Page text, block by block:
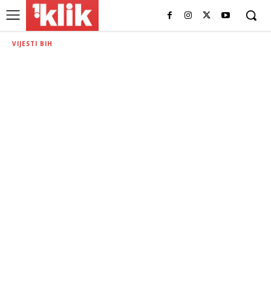
VIJESTI BIH